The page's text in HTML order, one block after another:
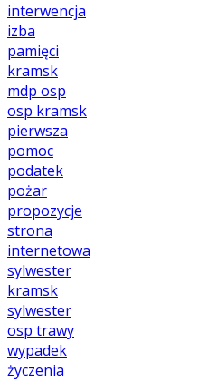
interwencja
izba
pamięci
kramsk
mdp osp
osp kramsk
pierwsza
pomoc
podatek
pożar
propozycje
strona
internetowa
sylwester
kramsk
sylwester
osp trawy
wypadek
życzenia